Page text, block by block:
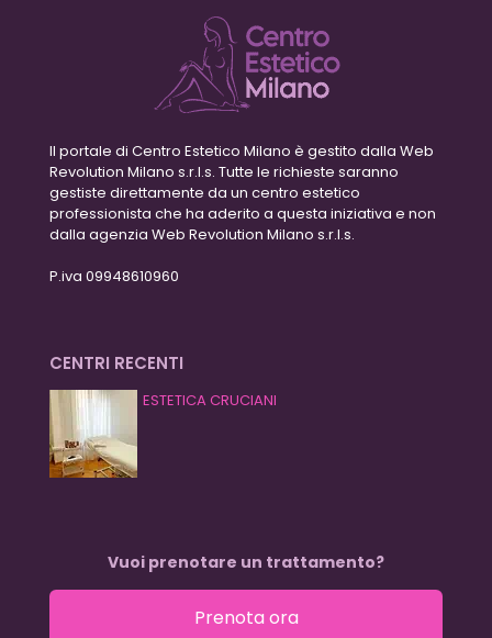
Il portale di Centro Estetico Milano è gestito dalla Web
Revolution Milano s.r.l.s. Tutte le richieste saranno
gestiste direttamente da un centro estetico
professionista che ha aderito a questa iniziativa e non
dalla agenzia Web Revolution Milano s.r.l.s.
P.iva 09948610960
CENTRI RECENTI
ESTETICA CRUCIANI
Vuoi prenotare un trattamento?
Prenota ora